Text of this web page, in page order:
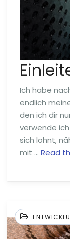
Ich habe
endlich
den ich dir
verwende
sich lohnt,
mit … Read